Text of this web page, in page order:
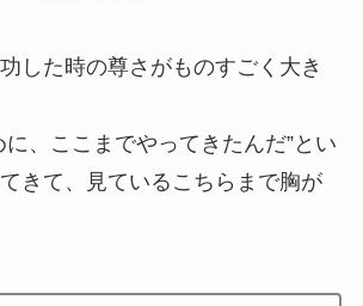
した時の尊さがものすごく大き
に、ここまでやってきたんだ”とい
きて、見ているこちらまで胸が